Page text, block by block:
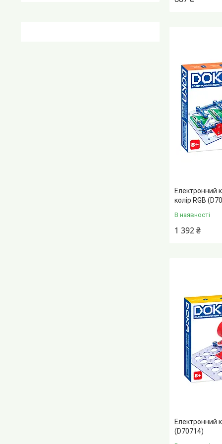
Електронний
колір RGB
В наявності
1 392 ₴
Електронний
(D70714)